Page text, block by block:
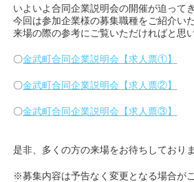
いよいよ合同企業説明会の開催が迫って
今回は参加企業様の募集職種をご紹介い
来場の際の参考にご覧いただければと思い
〇金武町合同企業説明会【求人票①】
〇金武町合同企業説明会【求人票②】
〇金武町合同企業説明会【求人票③】
是非、多くの方の来場をお待ちしており
※募集内容は予告なく変更となる場合が